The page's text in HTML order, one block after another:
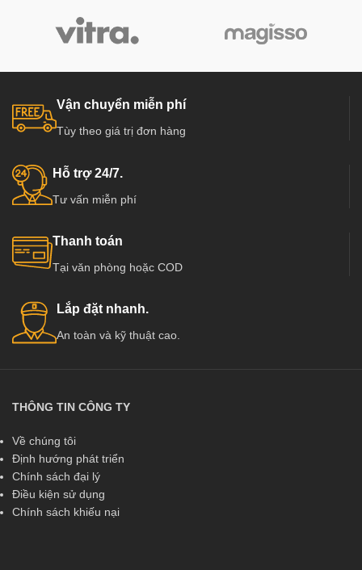
Vận chuyển miễn phí
Tùy theo giá trị đơn hàng
Hỗ trợ 24/7.
Tư vấn miễn phí
Thanh toán
Tại văn phòng hoặc COD
Lắp đặt nhanh.
An toàn và kỹ thuật cao.
THÔNG TIN CÔNG TY
Về chúng tôi
Định hướng phát triển
Chính sách đại lý
Điều kiện sử dụng
Chính sách khiếu nại